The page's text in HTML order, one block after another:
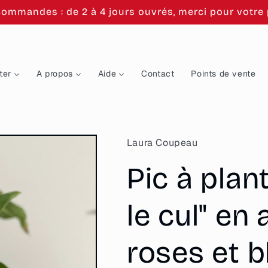
: de 2 à 4 jours ouvrés, merci pour votre
A propos Aide Contact Points de vente
Laura Coupeau
Pic à
le cul" en
roses et